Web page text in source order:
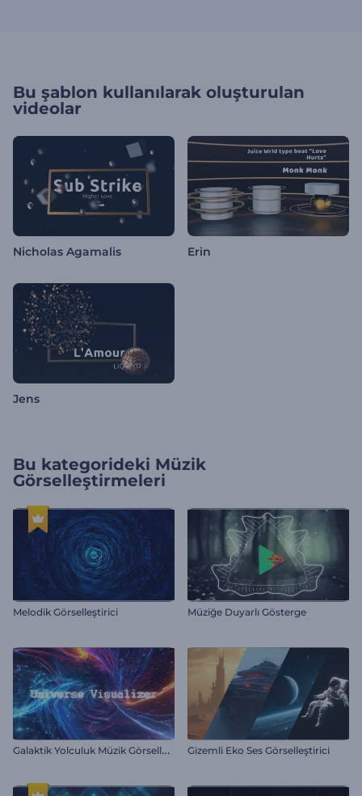
Bu şablon kullanılarak oluşturulan
videolar
Nicholas Agamalis Erin
Jens
Bu kategorideki Müzik
Görselleştirmeleri
Melodik Görselleştirici Müziğe Duyarlı Gösterge
G
alaktik Yolculuk Müzik Görselleştirici Gizemli Eko Ses Görselleştirici